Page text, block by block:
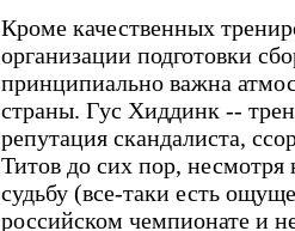
Кроме качественных
организации подготовки
принципиально важна
страны. Гус Хиддинк --
репутация скандалиста,
Титов до сих пор,
судьбу (все-таки есть
российском чемпионате и